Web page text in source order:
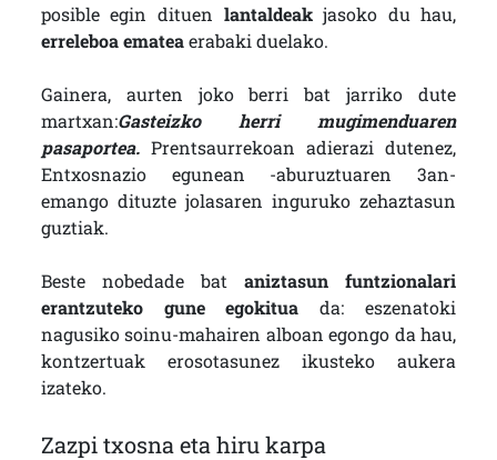
posible egin dituen lantaldeakjasoko du hau,
erreleboa emateaerabaki duelako.
Gainera, aurten joko berri bat jarriko dute
martxan:Gasteizko herri mugimenduaren
pasaportea. Prentsaurrekoan adierazi dutenez,
Entxosnazio egunean -aburuztuaren 3an-
emango dituzte jolasaren inguruko zehaztasun
guztiak.
Beste nobedade bat aniztasun funtzionalari
erantzuteko gune egokitua da: eszenatoki
nagusiko soinu-mahairen alboan egongo da hau,
kontzertuak erosotasunez ikusteko aukera
izateko.
Zazpi txosna eta hiru karpa